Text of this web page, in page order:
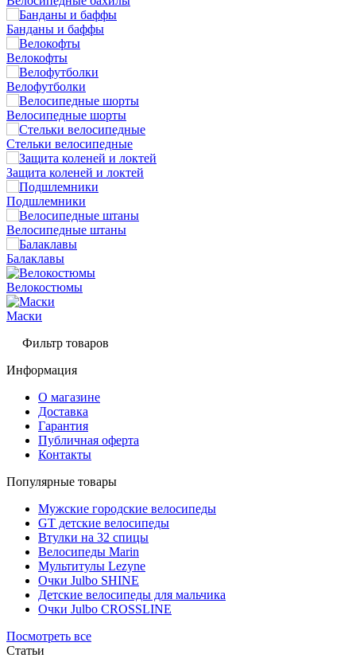
Банданы и баффы
Велокофты
Велофутболки
Велосипедные шорты
Стельки велосипедные
Защита коленей и локтей
Подшлемники
Велосипедные штаны
Балаклавы
Велокостюмы
Маски
Фильтр товаров
Информация
О магазине
Доставка
Гарантия
Публичная оферта
Контакты
Популярные товары
Мужские городские велосипеды
GT детские велосипеды
Втулки на 32 спицы
Велосипеды Marin
Мультитулы Lezyne
Очки Julbo SHINE
Детские велосипеды для мальчика
Очки Julbo CROSSLINE
Посмотреть все
Статьи